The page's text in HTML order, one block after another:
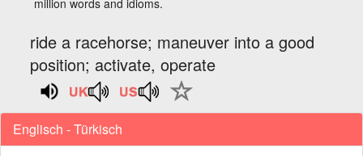
million words and idioms.
ride a racehorse; maneuver into a good
position; activate, operate
Englisch - Türkisch